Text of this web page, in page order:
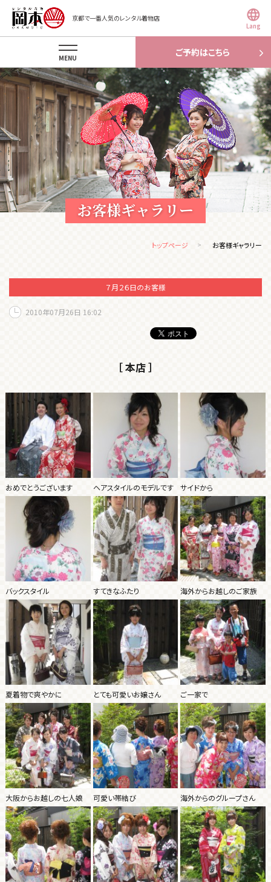
京都で一番人気のレンタル着物店
Lang
ご予約はこちら
MENU
お客様ギャラリー
トップページ お客様ギャラリー
７月２６日のお客様
2010年07月26日 16:02
［ 本店 ］
おめでとうございます ヘアスタイルのモデルです サイドから
バックスタイル すてきなふたり 海外からお越しのご家族
夏着物で爽やかに とても可愛いお嬢さん ご一家で
大阪からお越しの七人娘 可愛い帯結び 海外からのグループさん